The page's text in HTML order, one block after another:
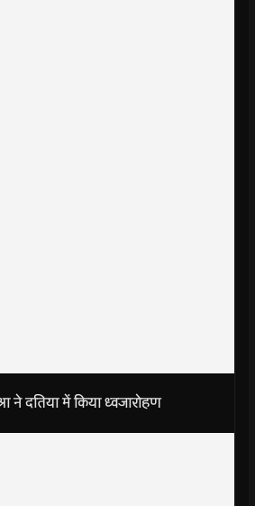
ने दतिया में किया ध्वजारोहण